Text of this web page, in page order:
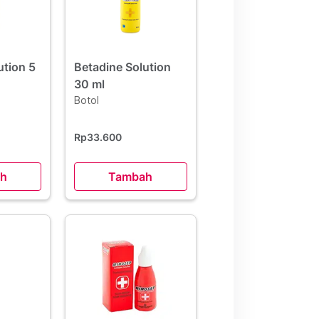
5
Betadine Solution
30 ml
Botol
Rp33.600
Tambah